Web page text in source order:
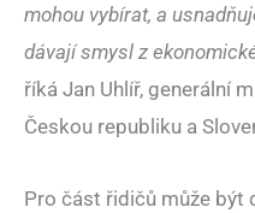
mohou vybírat, a
dávají smysl z
říká Jan Uhlíř, generální
Českou republiku a
Pro část řidičů může být